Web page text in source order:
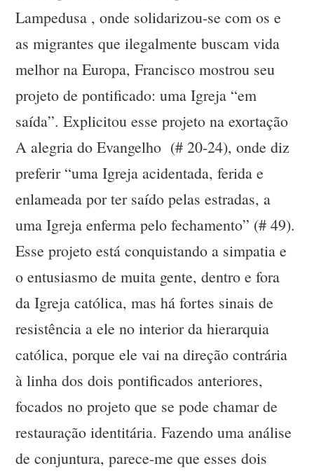
Lampedusa , onde solidarizou-se com os e
as migrantes que ilegalmente buscam vida
melhor na Europa, Francisco mostrou seu
projeto de pontificado: uma Igreja “em
saída”. Explicitou esse projeto na exortação
A alegria do Evangelho (# 20-24), onde diz
preferir “uma Igreja acidentada, ferida e
enlameada por ter saído pelas estradas, a
uma Igreja enferma pelo fechamento” (# 49).
Esse projeto está conquistando a simpatia e
o entusiasmo de muita gente, dentro e fora
da Igreja católica, mas há fortes sinais de
resistência a ele no interior da hierarquia
católica, porque ele vai na direção contrária
à linha dos dois pontificados anteriores,
focados no projeto que se pode chamar de
restauração identitária. Fazendo uma análise
de conjuntura, parece-me que esses dois